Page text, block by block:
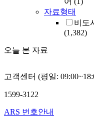
자료형태
비도
(1,382)
오늘 본 자료
고객센터 (평일:
1599-3122
ARS 번호안내